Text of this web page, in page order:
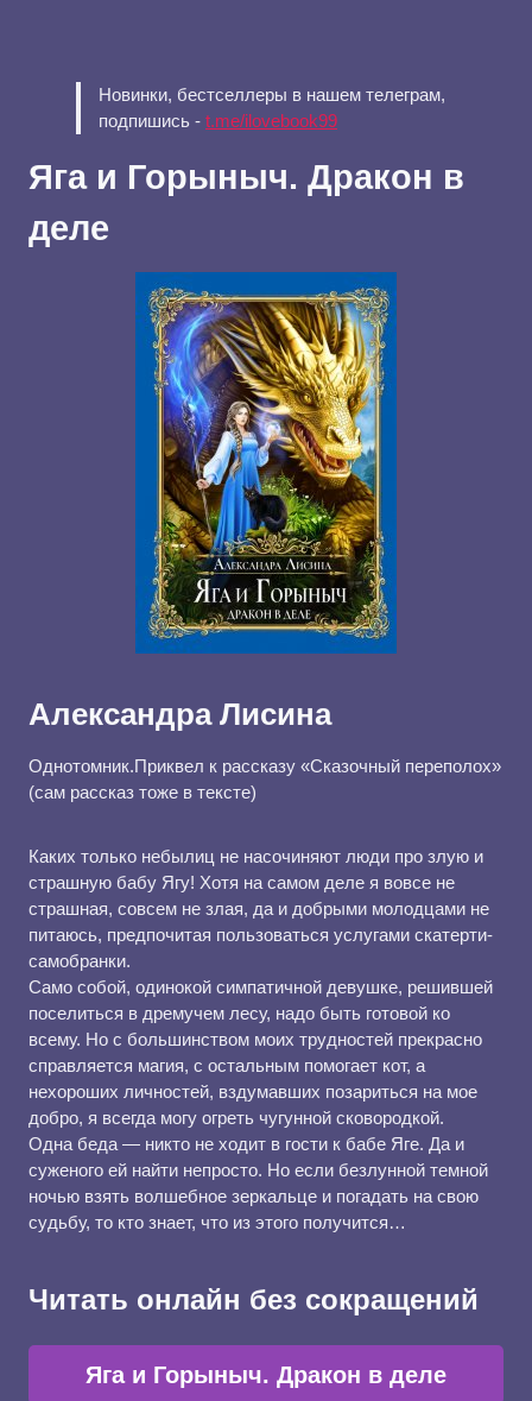
Новинки, бестселлеры в нашем телеграм,
подпишись - t.me/ilovebook99
Яга и Горыныч. Дракон в
деле
Александра Лисина
Однотомник.Приквел к рассказу «Сказочный переполох»
(сам рассказ тоже в тексте)
Каких только небылиц не насочиняют люди про злую и
страшную бабу Ягу! Хотя на самом деле я вовсе не
страшная, совсем не злая, да и добрыми молодцами не
питаюсь, предпочитая пользоваться услугами скатерти-
самобранки.
Само собой, одинокой симпатичной девушке, решившей
поселиться в дремучем лесу, надо быть готовой ко
всему. Но с большинством моих трудностей прекрасно
справляется магия, с остальным помогает кот, а
нехороших личностей, вздумавших позариться на мое
добро, я всегда могу огреть чугунной сковородкой.
Одна беда — никто не ходит в гости к бабе Яге. Да и
суженого ей найти непросто. Но если безлунной темной
ночью взять волшебное зеркальце и погадать на свою
судьбу, то кто знает, что из этого получится…
Читать онлайн без сокращений
Яга и Горыныч. Дракон в деле